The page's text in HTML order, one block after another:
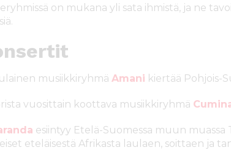
on mukana yli sata ihmistä, ja ne
musiikkiryhmä Amani kiertää Pohjois-
vuosittain koottava musiikkiryhmä
esiintyy Etelä-Suomessa muun
eteläisestä Afrikasta laulaen, soittaen ja